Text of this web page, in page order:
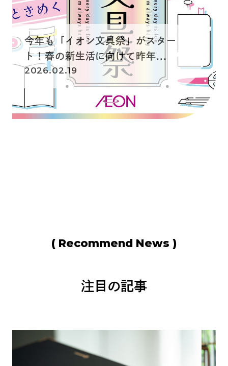
( Recommend News )
注目の記事
今年も「イオン文具祭」がスター
ト！春の新生活に向けて昨年...
2026.02.19